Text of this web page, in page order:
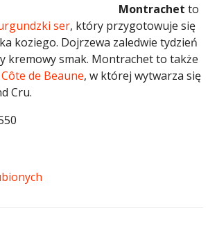
Montrachet to
ser, który przygotowuje się
koziego. Dojrzewa zaledwie tydzień
kremowy smak. Montrachet to także
Côte de Beaune, w której wytwarza się
Cru.